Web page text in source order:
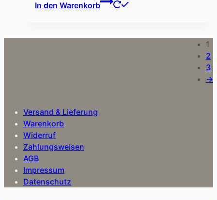
In den Warenkorb
1
2
3
→
Versand & Lieferung
Warenkorb
Widerruf
Zahlungsweisen
AGB
Impressum
Datenschutz